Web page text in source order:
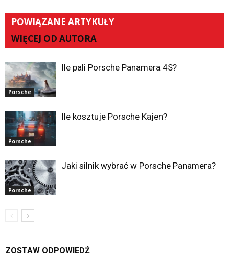
POWIĄZANE ARTYKUŁY
WIĘCEJ OD AUTORA
Porsche
Ile pali Porsche Panamera 4S?
Porsche
Ile kosztuje Porsche Kajen?
Porsche
Jaki silnik wybrać w Porsche Panamera?
ZOSTAW ODPOWIEDŹ